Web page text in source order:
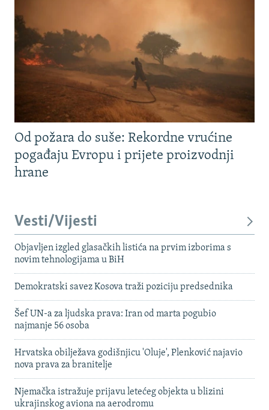
Od požara do suše: Rekordne vrućine
pogađaju Evropu i prijete proizvodnji
hrane
Vesti/Vijesti
Objavljen izgled glasačkih listića na prvim izborima s
novim tehnologijama u BiH
Demokratski savez Kosova traži poziciju predsednika
Šef UN-a za ljudska prava: Iran od marta pogubio
najmanje 56 osoba
Hrvatska obilježava godišnjicu 'Oluje', Plenković najavio
nova prava za branitelje
Njemačka istražuje prijavu letećeg objekta u blizini
ukrajinskog aviona na aerodromu